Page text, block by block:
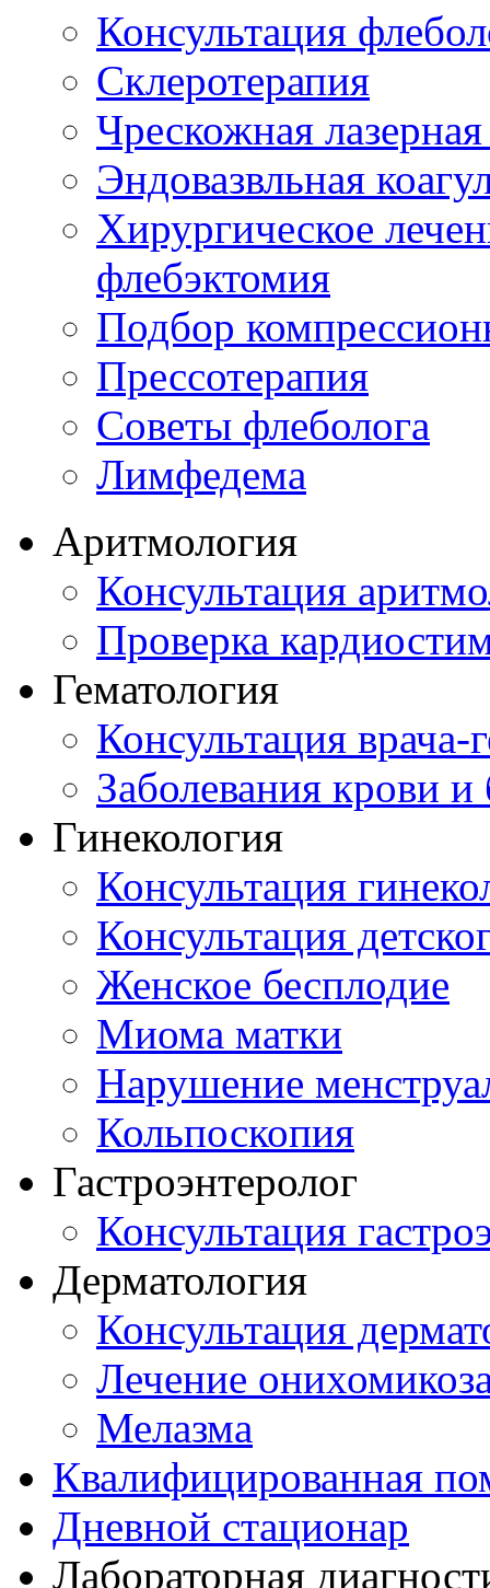
Консультация
Склеротерапия
Чрескожная
Эндовазвльная
Хирургическое
флебэктомия
Подбор
Прессотерапия
Советы флеболога
Лимфедема
Аритмология
Консультация
Проверка
Гематология
Консультация врача-
Заболевания крови и
Гинекология
Консультация
Консультация
Женское бесплодие
Миома матки
Нарушение
Кольпоскопия
Гастроэнтеролог
Консультация
Дерматология
Консультация
Лечение
Мелазма
Квалифицированная
Дневной стационар
Лабораторная